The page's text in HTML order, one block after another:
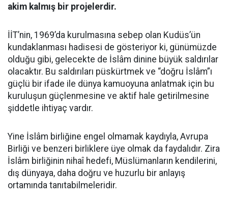
akim kalmış bir projelerdir.
İİT’nin, 1969’da kurulmasına sebep olan Kudüs’ün
kundaklanması hadisesi de gösteriyor ki, günümüzde
olduğu gibi, gelecekte de İslâm dinine büyük saldırılar
olacaktır. Bu saldırıları püskürtmek ve “doğru İslâm”ı
güçlü bir ifade ile dünya kamuoyuna anlatmak için bu
kuruluşun güçlenmesine ve aktif hale getirilmesine
şiddetle ihtiyaç vardır.
Yine İslâm birliğine engel olmamak kaydıyla, Avrupa
Birliği ve benzeri birliklere üye olmak da faydalıdır. Zira
İslâm birliğinin nihaî hedefi, Müslümanların kendilerini,
dış dünyaya, daha doğru ve huzurlu bir anlayış
ortamında tanıtabilmeleridir.